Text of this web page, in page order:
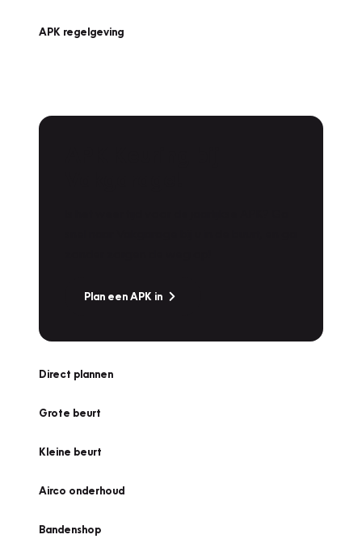
APK regelgeving
Plan een APK in
Direct plannen
Grote beurt
Kleine beurt
Airco onderhoud
Bandenshop